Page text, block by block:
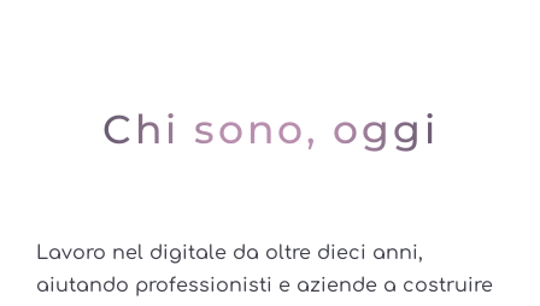
Chi sono, oggi
Lavoro nel digitale da oltre dieci anni,
aiutando professionisti e aziende a costruire